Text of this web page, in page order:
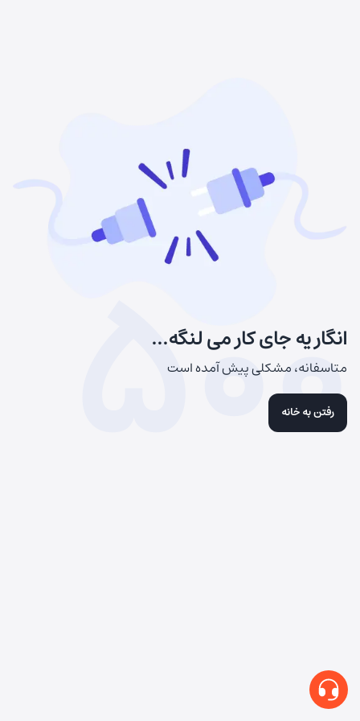
انگار یه جای کار می لنگه...
متاسفانه، مشکلی پیش آمده است
رفتن به خانه
500